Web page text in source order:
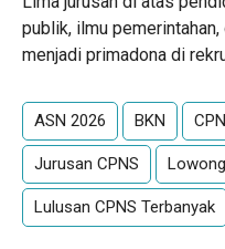
publik, ilmu
menjadi primadona di
ASN 2026 BKN
Jurusan CPNS
Lulusan CPNS Terbanyak